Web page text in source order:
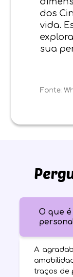
dos
vida.
sua
Fonte:
O que
A
traços de